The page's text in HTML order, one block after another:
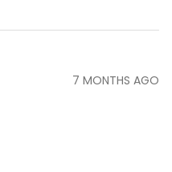
7 MONTHS AGO